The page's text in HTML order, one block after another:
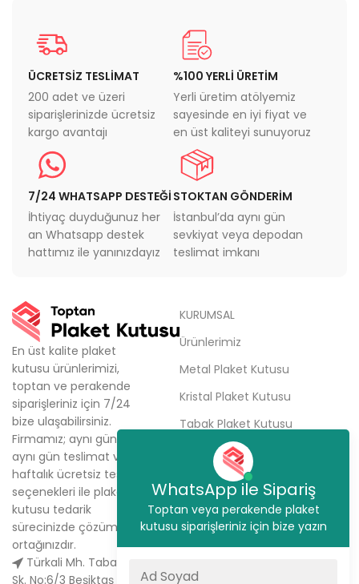
ÜCRETSİZ TESLİMAT
200 adet ve üzeri
siparişlerinizde ücretsiz
kargo avantajı
%100 YERLİ ÜRETİM
Yerli üretim atölyemiz
sayesinde en iyi fiyat ve
en üst kaliteyi sunuyoruz
7/24 WHATSAPP DESTEĞİ
İhtiyaç duyduğunuz her
an Whatsapp destek
hattımız ile yanınızdayız
STOKTAN GÖNDERİM
İstanbul’da aynı gün
sevkiyat veya depodan
teslimat imkanı
En üst kalite plaket
kutusu ürünlerimizi,
toptan ve perakende
siparişleriniz için 7/24
bize ulaşabilirsiniz.
Firmamız; aynı gün kargo,
aynı gün teslimat ve
haftalık ücretsiz teslimat
seçenekleri ile plaket
kutusu tedarik
sürecinizde çözüm
ortağınızdır.
Türkali Mh. Tabakçı Hüseyin
Sk. No:6/3 Beşiktaş / İstanbul
KURUMSAL
Ürünlerimiz
Metal Plaket Kutusu
Kristal Plaket Kutusu
Tabak Plaket Kutusu
Hakkımızda
Sipariş Ver
İletişim
WhatsApp ile Sipariş
Toptan veya perakende plaket
kutusu siparişleriniz için bize yazın